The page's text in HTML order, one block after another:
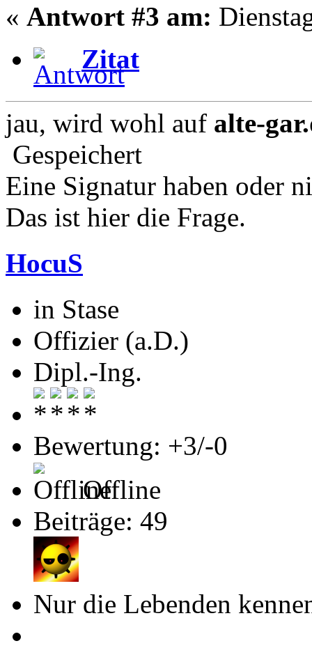
« Antwort #3 am:
Zitat
jau, wird wohl auf alte-
Gespeichert
Eine Signatur haben oder
Das ist hier die Frage.
HocuS
in Stase
Offizier (a.D.)
Dipl.-Ing.
Bewertung: +3/-0
Offline
Beiträge: 49
Nur die Lebenden